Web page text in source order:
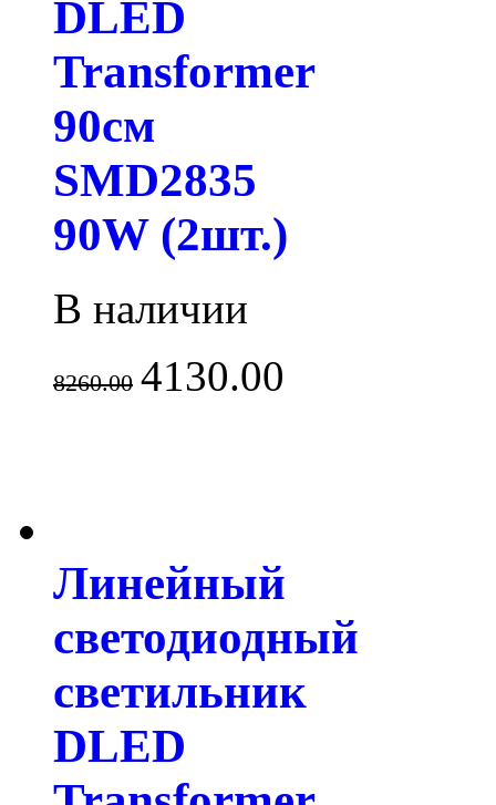
DLED
Transformer
90см
SMD2835
90W (2шт.)
В наличии
8260.00 4130.00
Линейный
светодиодный
светильник
DLED